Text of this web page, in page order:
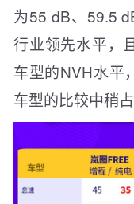
为55 dB、59.5
行业领先水平，
车型的NVH水平
车型的比较中稍占